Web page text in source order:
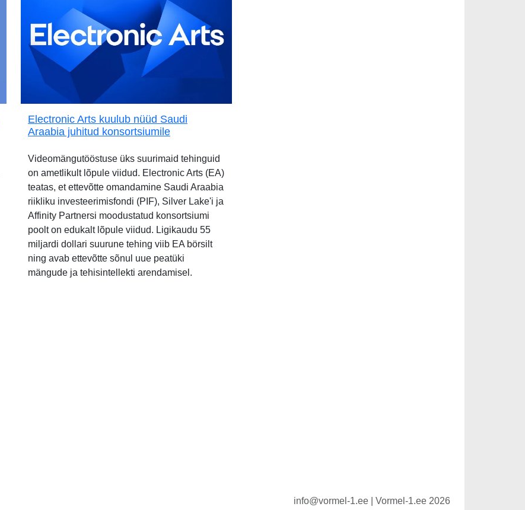
Electronic Arts kuulub nüüd Saudi
Araabia juhitud konsortsiumile
Videomängutööstuse üks suurimaid tehinguid
on ametlikult lõpule viidud. Electronic Arts (EA)
teatas, et ettevõtte omandamine Saudi Araabia
riikliku investeerimisfondi (PIF), Silver Lake'i ja
Affinity Partnersi moodustatud konsortsiumi
poolt on edukalt lõpule viidud. Ligikaudu 55
miljardi dollari suurune tehing viib EA börsilt
ning avab ettevõtte sõnul uue peatüki
mängude ja tehisintellekti arendamisel.
info@vormel-1.ee | Vormel-1.ee 2026